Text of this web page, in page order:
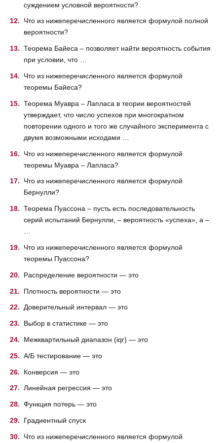
суждением условной вероятности?
Что из нижеперечисленного является формулой полной
вероятности?
Теорема Байеса – позволяет найти вероятность события
при условии, что …
Что из нижеперечисленного является формулой
теоремы Байеса?
Теорема Муавра – Лапласа в теории вероятностей
утверждает, что число успехов при многократном
повторении одного и того же случайного эксперимента с
двумя возможными исходами …
Что из нижеперечисленного является формулой
теоремы Муавра – Лапласа?
Что из нижеперечисленного является формулой
Бернулли?
Теорема Пуассона – пусть есть последовательность
серий испытаний Бернулли, – вероятность «успеха», а –
…
Что из нижеперечисленного является формулой
теоремы Пуассона?
Распределение вероятности — это
Плотность вероятности — это
Доверительный интервал — это
Выбор в статистике — это
Межквартильный диапазон (iqr) — это
A/Б тестирование — это
Конверсия — это
Линейная регрессия — это
Функция потерь — это
Градиентный спуск
Что из нижеперечисленного является формулой